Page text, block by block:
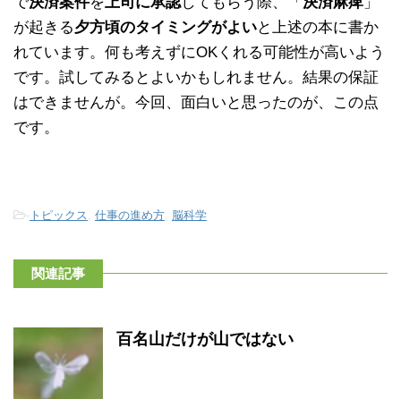
が起きる夕方頃のタイミングがよいと上述の本に書か
れています。何も考えずにOKくれる可能性が高いよう
です。試してみるとよいかもしれません。結果の保証
はできませんが。今回、面白いと思ったのが、この点
です。
- トピックス 仕事の進め方 脳科学
関連記事
百名山だけが山ではない